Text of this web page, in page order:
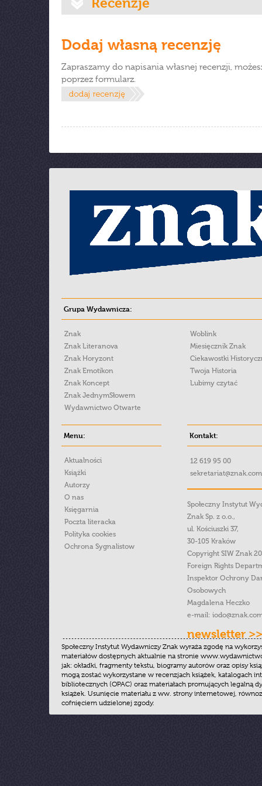
Dodaj własną recenzję
Zapraszamy do napisania własnej recenzji,
poprzez formularz.
Grupa Wydawnicza:
Znak
Znak Literanova
Znak Horyzont
Znak Emotikon
Znak Koncept
Znak JednymSłowem
Wydawnictwo Otwarte
Woblink
Miesięcznik Znak
Ciekawostki
Twoja Historia
Lubimy czytać
Menu:
Aktualności
Książki
Autorzy
O nas
Księgarnia
Poczta literacka
Polityka cookies
Ochrona Sygnalistow
Kontakt:
12 619 95 00
Społeczny Instytut
Znak Sp. z o.o.,
ul. Kościuszki 37,
30-105 Kraków
Copyright SIW Znak
Foreign Rights
Inspektor Ochrony
Osobowych
Magdalena Heczko
e-mail:
newsletter >>
Społeczny Instytut Wydawniczy Znak wyraża zgodę na
materiałów dostępnych aktualnie na stronie
jak: okładki, fragmenty tekstu, biogramy autorów oraz opisy
mogą zostać wykorzystane w recenzjach książek, katalogach
bibliotecznych (OPAC) oraz materiałach promujących legalną
książek. Usunięcie materiału z ww. strony internetowej,
cofnięciem udzielonej zgody.